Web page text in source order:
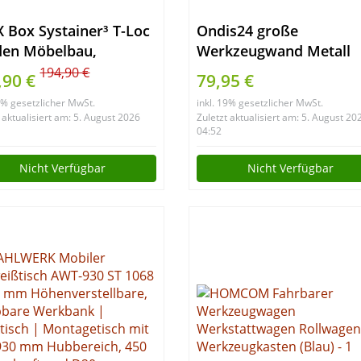
Box Systainer³ T-Loc
Möbelbau,
mit 2.900
in 12
inkl. 5 Bits
plus –
€194,90 €
gesetzlicher MwSt.
am: 5. August 2026
Nicht Verfügbar
Ondis24 große
Werkzeugwand Metall
Lochwand mit 50 Haken,
162 x 57 cm groß,
Lochwand für
(Variante 2)
79,95 €
inkl. 19% gesetzlicher MwSt.
Zuletzt aktualisiert am: 5. August
04:52
Nicht Verfügbar